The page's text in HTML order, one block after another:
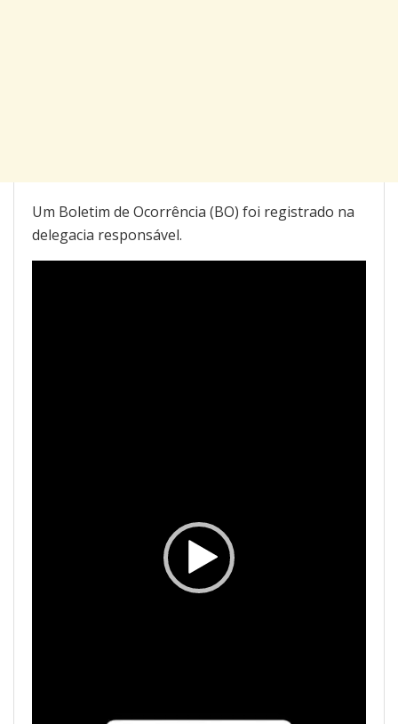
Um Boletim de Ocorrência (BO) foi registrado na
delegacia responsável.